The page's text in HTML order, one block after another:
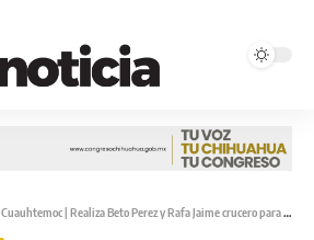
Cuauhtemoc | Realiza Beto Perez y Rafa Jaime crucero para promover sus propuestas